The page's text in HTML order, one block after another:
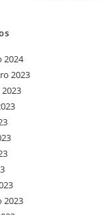
2024
2023
2023